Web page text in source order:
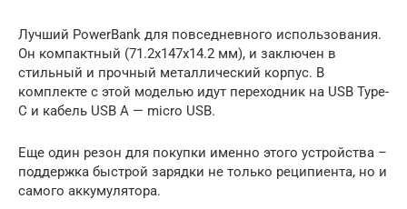
Лучший PowerBank для повседневного использования.
Он компактный (71.2x147x14.2 мм), и заключен в
стильный и прочный металлический корпус. В
комплекте с этой моделью идут переходник на USB Type-
C и кабель USB A — micro USB.
Еще один резон для покупки именно этого устройства –
поддержка быстрой зарядки не только реципиента, но и
самого аккумулятора.